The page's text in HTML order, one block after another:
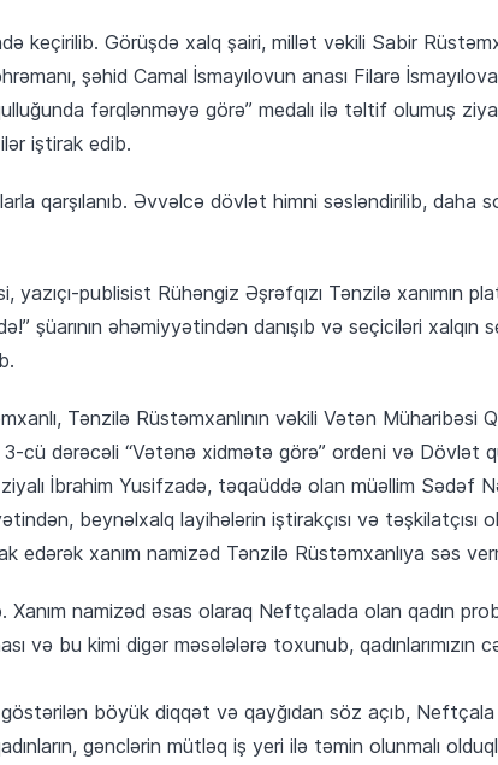
keçirilib. Görüşdə xalq şairi, millət vəkili Sabir
şəhid Camal İsmayılovun anası Filarə
fərqlənməyə görə” medalı ilə təltif olumuş
iştirak edib.
qarşılanıb. Əvvəlcə dövlət himni səsləndirilib, daha
publisist Rühəngiz Əşrəfqızı Tənzilə xanımın
şüarının əhəmiyyətindən danışıb və seçiciləri xalqın
Tənzilə Rüstəmxanlının vəkili Vətən Müharibəsi
3-cü dərəcəli “Vətənə xidmətə görə” ordeni və Dövlət
İbrahim Yusifzadə, təqaüddə olan müəllim Sədəf
beynəlxalq layihələrin iştirakçısı və təşkilatçısı
xanım namizəd Tənzilə Rüstəmxanlıya səs
Xanım namizəd əsas olaraq Neftçalada olan qadın
və bu kimi digər məsələlərə toxunub, qadınlarımızın
böyük diqqət və qayğıdan söz açıb, Neftçala
gənclərin mütləq iş yeri ilə təmin olunmalı